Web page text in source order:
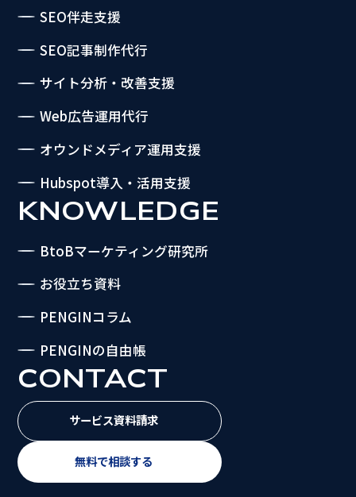
SEO伴走支援
SEO記事制作代行
サイト分析・改善支援
Web広告運用代行
オウンドメディア運用支援
Hubspot導入・活用支援
KNOWLEDGE
BtoBマーケティング研究所
お役立ち資料
PENGINコラム
PENGINの自由帳
CONTACT
サービス資料請求
無料で相談する